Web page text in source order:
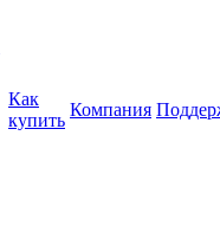
Как
купить
Компания